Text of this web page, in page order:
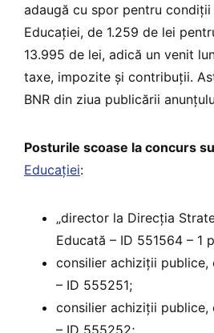
adaugă cu spor pentru
Educației, de 1.259 de lei
13.995 de lei, adică un venit
taxe, impozite și contribuții.
BNR din ziua publicării
Posturile scoase la concurs
Educației:
„director la Direcția
Educată – ID 551564 – 1
consilier achiziții publice,
– ID 555251;
consilier achiziții publice,
– ID 555252;